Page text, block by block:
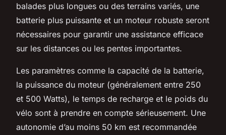
balades plus longues ou des terrains variés, une
batterie plus puissante et un moteur robuste seront
nécessaires pour garantir une assistance efficace
sur les distances ou les pentes importantes.
Les paramètres comme la capacité de la batterie,
la puissance du moteur (généralement entre 250
et 500 Watts), le temps de recharge et le poids du
vélo sont à prendre en compte sérieusement. Une
autonomie d’au moins 50 km est recommandée